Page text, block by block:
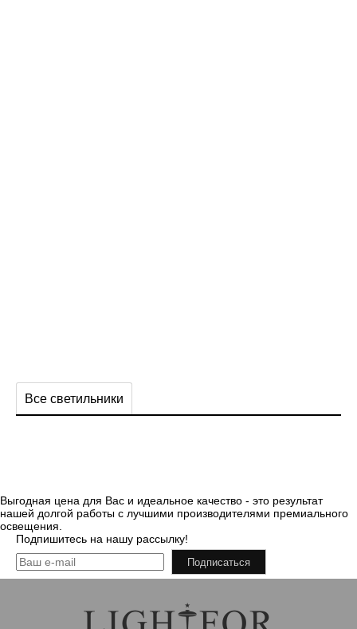
Все светильники
Выгодная цена для Вас и идеальное качество - это результат
нашей долгой работы с лучшими производителями премиального
освещения.
Подпишитесь на нашу рассылку!
Подписаться